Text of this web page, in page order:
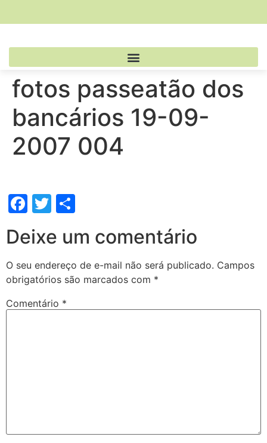
fotos passeatão dos
bancários 19-09-
2007 004
Facebook
Twitter
Deixe um comentário
O seu endereço de e-mail não será publicado. Campos
obrigatórios são marcados com *
Comentário *